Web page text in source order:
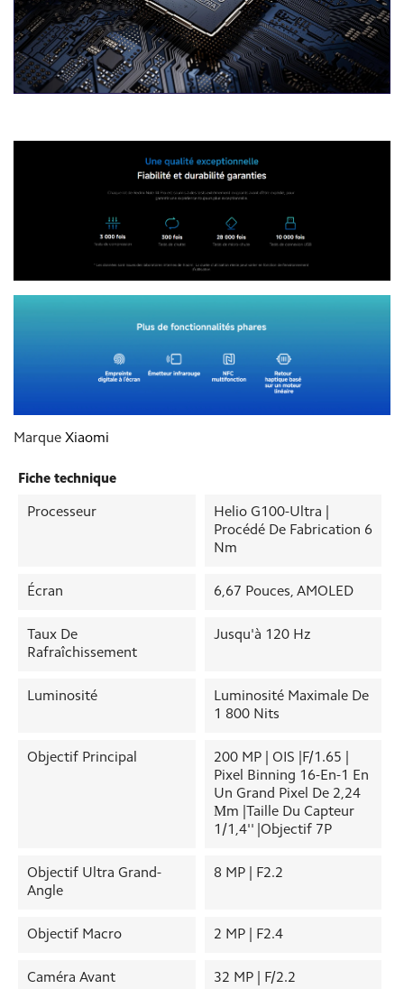
Marque Xiaomi
Fiche technique
Processeur
Helio G100-Ultra |
Procédé De Fabrication 6
Nm
Écran 6,67 Pouces, AMOLED
Taux De
Rafraîchissement
Jusqu'à 120 Hz
Luminosité
Luminosité Maximale De
1 800 Nits
Objectif Principal
200 MP | OIS |f/1.65 |
Pixel Binning 16-En-1 En
Un Grand Pixel De 2,24
Μm |Taille Du Capteur
1/1,4'' |Objectif 7P
Objectif Ultra Grand-
Angle
8 MP | F2.2
Objectif Macro 2 MP | F2.4
Caméra Avant 32 MP | F/2.2